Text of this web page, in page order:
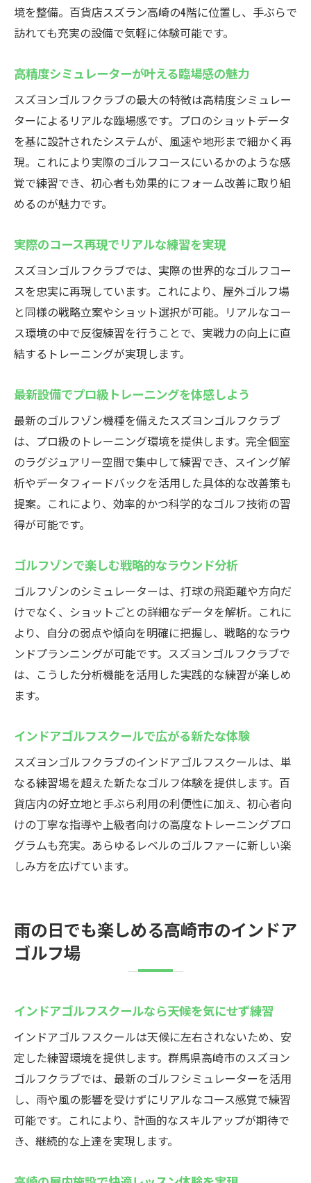
境を整備。百貨店スズラン高崎の4階に位置し、手ぶらで
訪れても充実の設備で気軽に体験可能です。
高精度シミュレーターが叶える臨場感の魅力
スズヨンゴルフクラブの最大の特徴は高精度シミュレー
ターによるリアルな臨場感です。プロのショットデータ
を基に設計されたシステムが、風速や地形まで細かく再
現。これにより実際のゴルフコースにいるかのような感
覚で練習でき、初心者も効果的にフォーム改善に取り組
めるのが魅力です。
実際のコース再現でリアルな練習を実現
スズヨンゴルフクラブでは、実際の世界的なゴルフコー
スを忠実に再現しています。これにより、屋外ゴルフ場
と同様の戦略立案やショット選択が可能。リアルなコー
ス環境の中で反復練習を行うことで、実戦力の向上に直
結するトレーニングが実現します。
最新設備でプロ級トレーニングを体感しよう
最新のゴルフゾン機種を備えたスズヨンゴルフクラブ
は、プロ級のトレーニング環境を提供します。完全個室
のラグジュアリー空間で集中して練習でき、スイング解
析やデータフィードバックを活用した具体的な改善策も
提案。これにより、効率的かつ科学的なゴルフ技術の習
得が可能です。
ゴルフゾンで楽しむ戦略的なラウンド分析
ゴルフゾンのシミュレーターは、打球の飛距離や方向だ
けでなく、ショットごとの詳細なデータを解析。これに
より、自分の弱点や傾向を明確に把握し、戦略的なラウ
ンドプランニングが可能です。スズヨンゴルフクラブで
は、こうした分析機能を活用した実践的な練習が楽しめ
ます。
インドアゴルフスクールで広がる新たな体験
スズヨンゴルフクラブのインドアゴルフスクールは、単
なる練習場を超えた新たなゴルフ体験を提供します。百
貨店内の好立地と手ぶら利用の利便性に加え、初心者向
けの丁寧な指導や上級者向けの高度なトレーニングプロ
グラムも充実。あらゆるレベルのゴルファーに新しい楽
しみ方を広げています。
雨の日でも楽しめる高崎市のインドア
ゴルフ場
インドアゴルフスクールなら天候を気にせず練習
インドアゴルフスクールは天候に左右されないため、安
定した練習環境を提供します。群馬県高崎市のスズヨン
ゴルフクラブでは、最新のゴルフシミュレーターを活用
し、雨や風の影響を受けずにリアルなコース感覚で練習
可能です。これにより、計画的なスキルアップが期待で
き、継続的な上達を実現します。